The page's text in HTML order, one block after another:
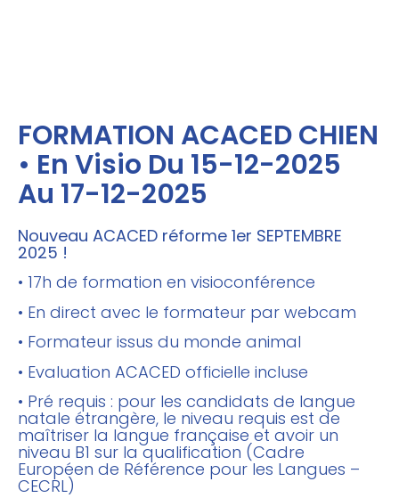
FORMATION ACACED CHIEN
• En Visio Du 15-12-2025
Au 17-12-2025
Nouveau ACACED réforme 1er SEPTEMBRE
2025 !
• 17h de formation en visioconférence
• En direct avec le formateur par webcam
• Formateur issus du monde animal
• Evaluation ACACED officielle incluse
• Pré requis : pour les candidats de langue
natale étrangère, le niveau requis est de
maîtriser la langue française et avoir un
niveau B1 sur la qualification (Cadre
Européen de Référence pour les Langues –
CECRL)